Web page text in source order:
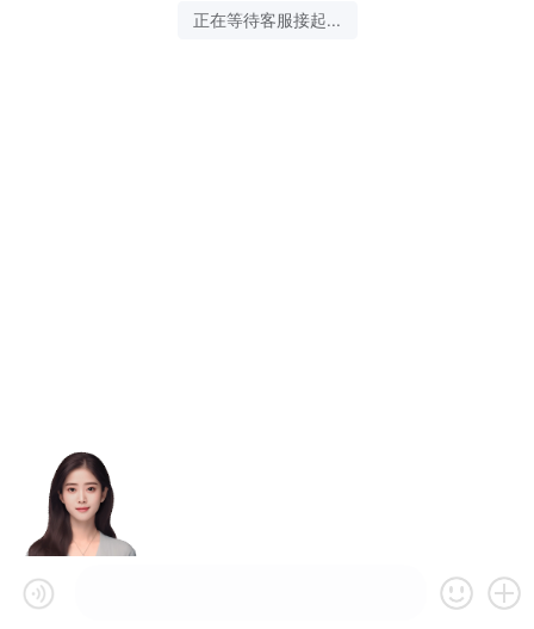
正在等待客服接起...